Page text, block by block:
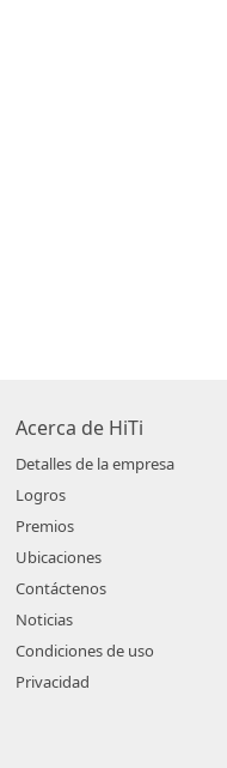
Acerca de HiTi
Detalles de la empresa
Logros
Premios
Ubicaciones
Contáctenos
Noticias
Condiciones de uso
Privacidad